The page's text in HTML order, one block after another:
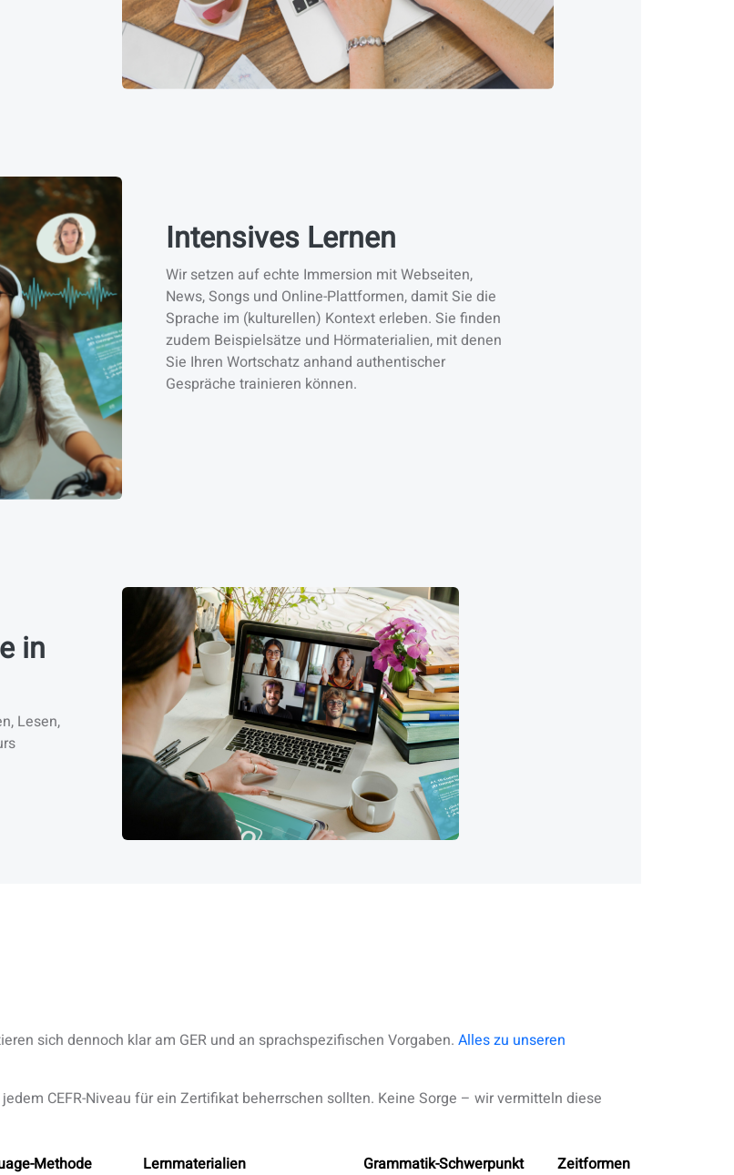
Intensives Lernen
Wir setzen auf echte Immersion mit Webseiten,
News, Songs und Online-Plattformen, damit Sie die
Sprache im (kulturellen) Kontext erleben. Sie finden
zudem Beispielsätze und Hörmaterialien, mit denen
Sie Ihren Wortschatz anhand authentischer
Gespräche trainieren können.
in
Lesen,
sich dennoch klar am GER und an sprachspezifischen Vorgaben. Alles zu unseren
CEFR-Niveau für ein Zertifikat beherrschen sollten. Keine Sorge – wir vermitteln diese
Methode Lernmaterialien Grammatik-Schwerpunkt Zeitformen